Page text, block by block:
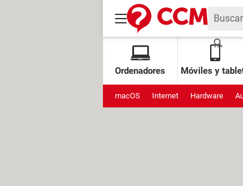
Ordenadores Móviles y
macOS Internet Hardware